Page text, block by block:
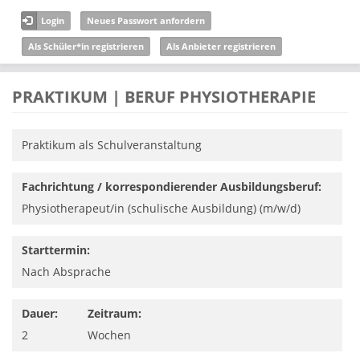
Direkt zum Inhalt
Login Neues Passwort anfordern
Als Schüler*in registrieren Als Anbieter registrieren
PRAKTIKUM | BERUF PHYSIOTHERAPIE
Praktikum als Schulveranstaltung
Fachrichtung / korrespondierender Ausbildungsberuf:
Physiotherapeut/in (schulische Ausbildung) (m/w/d)
Starttermin:
Nach Absprache
Dauer:
2
Zeitraum:
Wochen